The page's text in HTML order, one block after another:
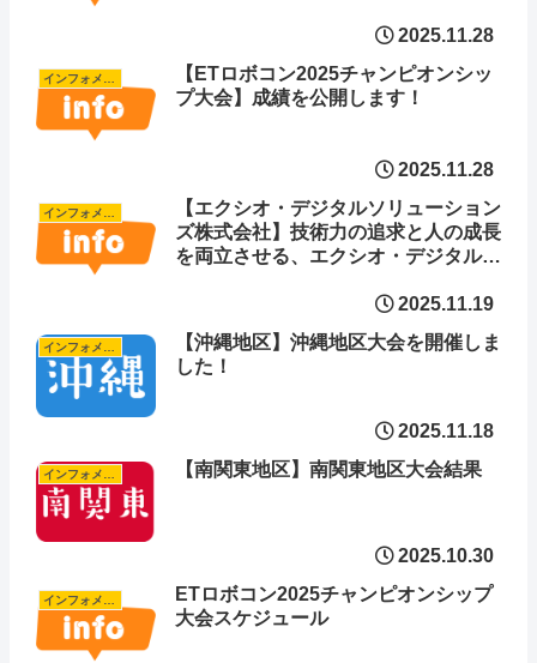
2025.11.28
インフォメーション
【ETロボコン2025チャンピオンシッ
プ大会】成績を公開します！
2025.11.28
インフォメーション
【エクシオ・デジタルソリューション
ズ株式会社】技術力の追求と人の成長
を両立させる、エクシオ・デジタルソ
2025.11.19
インフォメーション
【沖縄地区】沖縄地区大会を開催しま
した！
2025.11.18
【南関東地区】南関東地区大会結果
2025.10.30
ETロボコン2025チャンピオンシップ
大会スケジュール